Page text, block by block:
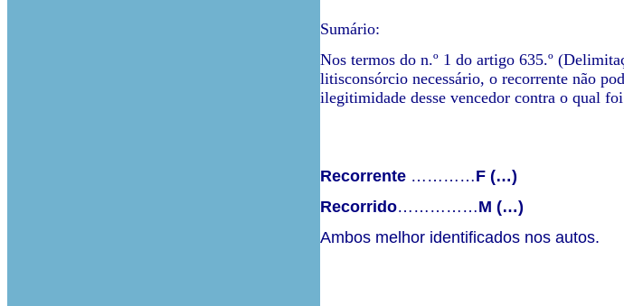
Sumário:
Nos termos do n.º 1 do artigo 635.º
litisconsórcio necessário, o recorrente não
ilegitimidade desse vencedor contra o qual
Recorrente …………F (…)
Recorrido……………M (…)
Ambos melhor identificados nos autos.